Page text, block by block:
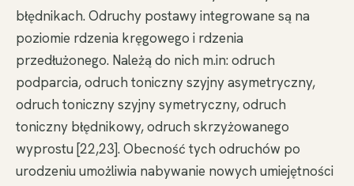
błędnikach. Odruchy postawy integrowane są na
poziomie rdzenia kręgowego i rdzenia
przedłużonego. Należą do nich m.in: odruch
podparcia, odruch toniczny szyjny asymetryczny,
odruch toniczny szyjny symetryczny, odruch
toniczny błędnikowy, odruch skrzyżowanego
wyprostu [22,23]. Obecność tych odruchów po
urodzeniu umożliwia nabywanie nowych umiejętności